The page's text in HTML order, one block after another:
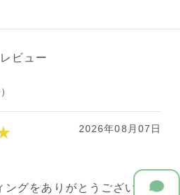
レビュー
2026年08月07日
グをありがとうございまし